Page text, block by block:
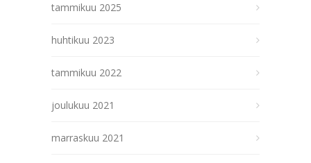
tammikuu 2025
huhtikuu 2023
tammikuu 2022
joulukuu 2021
marraskuu 2021